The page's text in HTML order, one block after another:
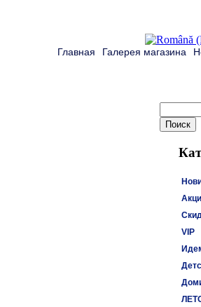
Главная Галерея магазина
VIP